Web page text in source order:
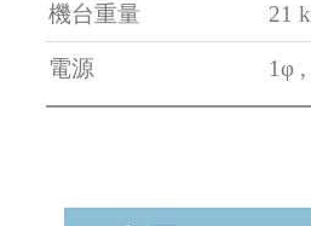
機台重量 21
電源 1φ